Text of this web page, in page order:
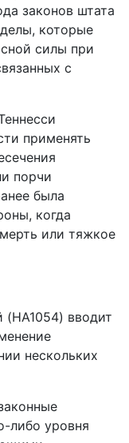
законов штата
которые
силы при
с
применять
порчи
была
когда
или тяжкое
(HA1054) вводит
нескольких
либо уровня